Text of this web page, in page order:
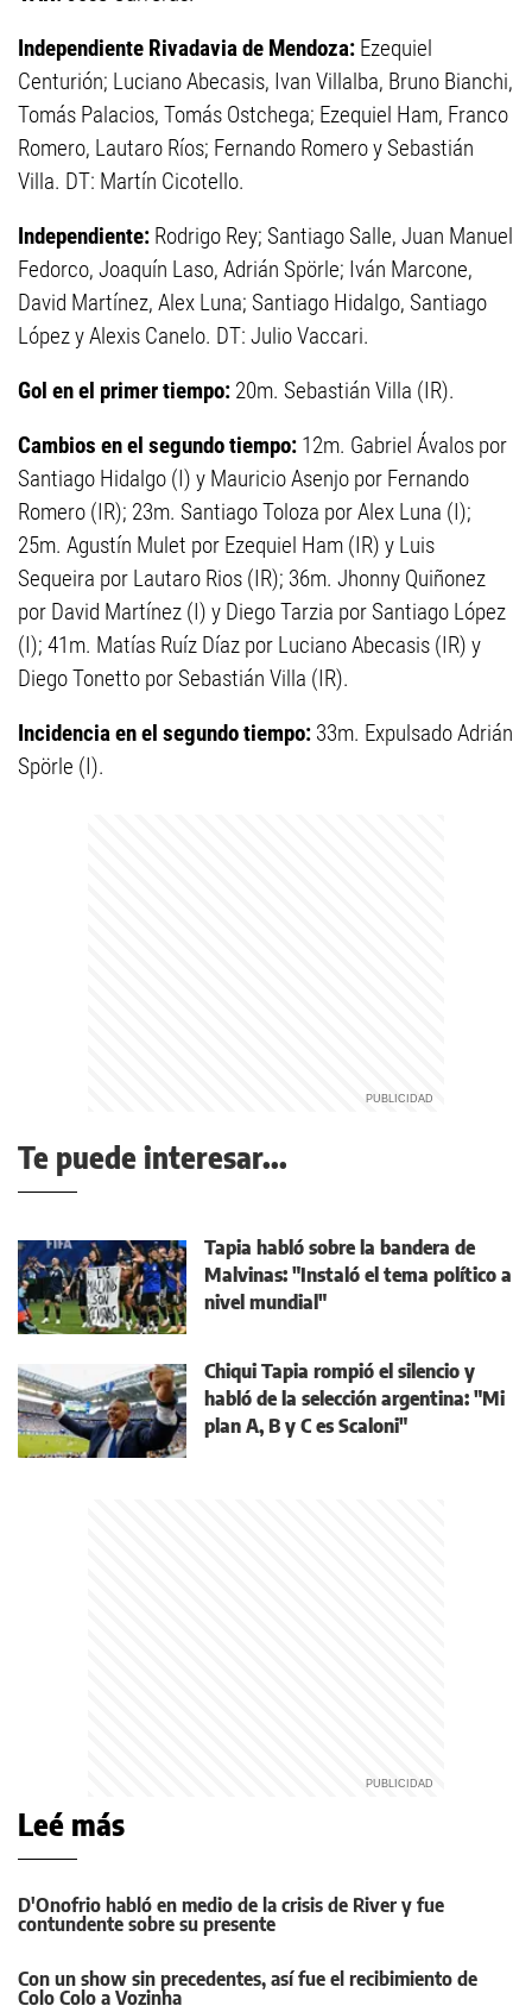
Independiente Rivadavia de Mendoza: Ezequiel
Centurión; Luciano Abecasis, Ivan Villalba, Bruno Bianchi,
Tomás Palacios, Tomás Ostchega; Ezequiel Ham, Franco
Romero, Lautaro Ríos; Fernando Romero y Sebastián
Villa. DT: Martín Cicotello.
Independiente: Rodrigo Rey; Santiago Salle, Juan Manuel
Fedorco, Joaquín Laso, Adrián Spörle; Iván Marcone,
David Martínez, Alex Luna; Santiago Hidalgo, Santiago
López y Alexis Canelo. DT: Julio Vaccari.
Gol en el primer tiempo: 20m. Sebastián Villa (IR).
Cambios en el segundo tiempo: 12m. Gabriel Ávalos por
Santiago Hidalgo (I) y Mauricio Asenjo por Fernando
Romero (IR); 23m. Santiago Toloza por Alex Luna (I);
25m. Agustín Mulet por Ezequiel Ham (IR) y Luis
Sequeira por Lautaro Rios (IR); 36m. Jhonny Quiñonez
por David Martínez (I) y Diego Tarzia por Santiago López
(I); 41m. Matías Ruíz Díaz por Luciano Abecasis (IR) y
Diego Tonetto por Sebastián Villa (IR).
Incidencia en el segundo tiempo: 33m. Expulsado Adrián
Spörle (I).
Te puede interesar...
Tapia habló sobre la bandera de
Malvinas: "Instaló el tema político a
nivel mundial"
Chiqui Tapia rompió el silencio y
habló de la selección argentina: "Mi
plan A, B y C es Scaloni"
Leé más
D'Onofrio habló en medio de la crisis de River y fue
contundente sobre su presente
Con un show sin precedentes, así fue el recibimiento de
Colo Colo a Vozinha